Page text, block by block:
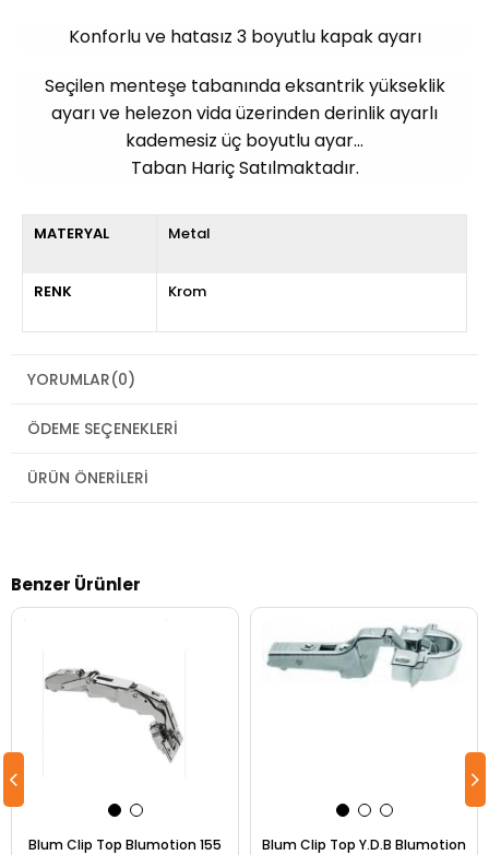
Konforlu ve hatasız 3 boyutlu kapak ayarı
Seçilen menteşe tabanında eksantrik yükseklik
ayarı ve helezon vida üzerinden derinlik ayarlı
kademesiz üç boyutlu ayar...
Taban Hariç Satılmaktadır.
MATERYAL Metal
RENK Krom
YORUMLAR(0)
ÖDEME SEÇENEKLERI
ÜRÜN ÖNERILERI
Benzer Ürünler
Blum Clip Top Blumotion 155
Blum Clip Top Y.D.B Blumotion